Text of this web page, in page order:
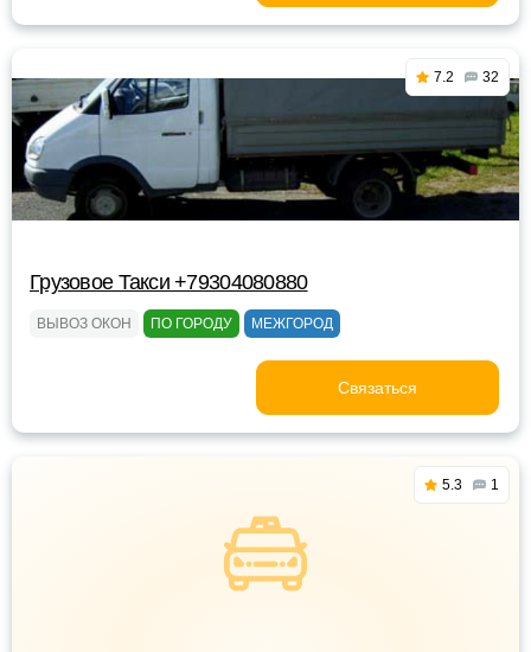
7.2 32
Грузовое Такси +79304080880
ВЫВОЗ ОКОН ПО ГОРОДУ МЕЖГОРОД
Связаться
5.3 1